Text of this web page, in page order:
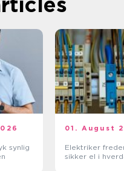
01. August
Elektriker
sikker el i